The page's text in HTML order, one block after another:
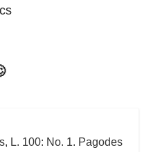
L. 100: No. 1. Pagodes